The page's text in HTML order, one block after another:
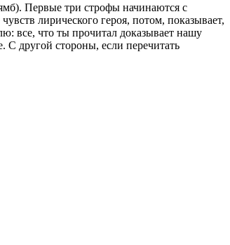
Первые три строфы начинаются с
лирического героя, потом, показывает,
все, что ты прочитал доказывает нашу
С другой стороны, если перечитать